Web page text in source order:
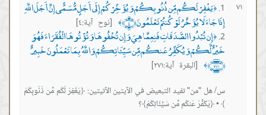
٧١ ﴿يَغْفِرْ لَكُم مِّن ذُنُوبِكُمْ وَيُؤَخِّرْكُمْ إِلَى أَجَلٍ مُّسَمًّى إِنَّ أَجَلَ اللَّهِ
إِذَا جَاءَ لَا يُؤَخَّرُ لَوْ كُنتُمْ تَعْلَمُونَ ﴿٤﴾ ﴾ [نوح آية:٤]
﴿إِن تُبْدُوا الصَّدَقَاتِ فَنِعِمَّا هِيَ وَإِن تُخْفُوهَا وَتُؤْتُوهَا الْفُقَرَاءَ فَهُوَ
خَيْرٌ لَّكُمْ وَيُكَفِّرُ عَنكُم مِّن سَيِّئَاتِكُمْ وَاللَّهُ بِمَا تَعْمَلُونَ خَبِيرٌ
﴿٢٧١﴾ ﴾
[البقرة آية:٢٧١]
س/ هل "من" تفيد التبعيض في الآيتين الآتيتين: ﴿يَغْفِرْ لَكُم مِّن ذُنُوبِكُمْ